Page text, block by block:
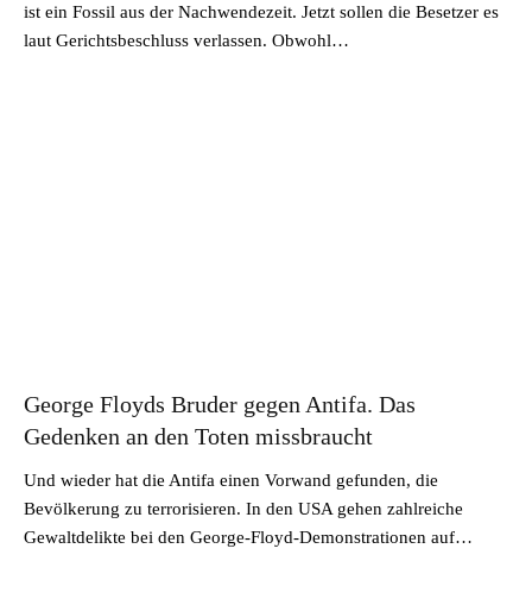
ist ein Fossil aus der Nachwendezeit. Jetzt sollen die Besetzer es
laut Gerichtsbeschluss verlassen. Obwohl…
George Floyds Bruder gegen Antifa. Das
Gedenken an den Toten missbraucht
Und wieder hat die Antifa einen Vorwand gefunden, die
Bevölkerung zu terrorisieren. In den USA gehen zahlreiche
Gewaltdelikte bei den George-Floyd-Demonstrationen auf…